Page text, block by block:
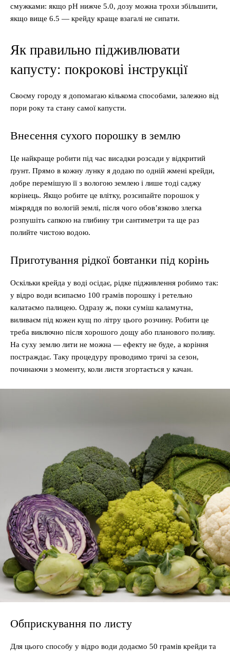
смужками: якщо pH нижче 5.0, дозу можна трохи збільшити,
якщо вище 6.5 — крейду краще взагалі не сипати.
Як правильно підживлювати
капусту: покрокові інструкції
Своєму городу я допомагаю кількома способами, залежно від
пори року та стану самої капусти.
Внесення сухого порошку в землю
Це найкраще робити під час висадки розсади у відкритий
ґрунт. Прямо в кожну лунку я додаю по одній жмені крейди,
добре перемішую її з вологою землею і лише тоді саджу
корінець. Якщо робите це влітку, розсипайте порошок у
міжряддя по вологій землі, після чого обов’язково злегка
розпушіть сапкою на глибину три сантиметри та ще раз
полийте чистою водою.
Приготування рідкої бовтанки під корінь
Оскільки крейда у воді осідає, рідке підживлення робимо так:
у відро води всипаємо 100 грамів порошку і ретельно
калатаємо палицею. Одразу ж, поки суміш каламутна,
виливаєм під кожен кущ по літру цього розчину. Робити це
треба виключно після хорошого дощу або планового поливу.
На суху землю лити не можна — ефекту не буде, а коріння
постраждає. Таку процедуру проводимо тричі за сезон,
починаючи з моменту, коли листя згортається у качан.
Обприскування по листу
Для цього способу у відро води додаємо 50 грамів крейди та